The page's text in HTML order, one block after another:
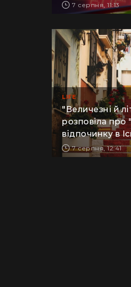
7 серпня, 11:13
LIFE
​"Величезні й
розповіла про
відпочинку в
7 серпня, 12:41